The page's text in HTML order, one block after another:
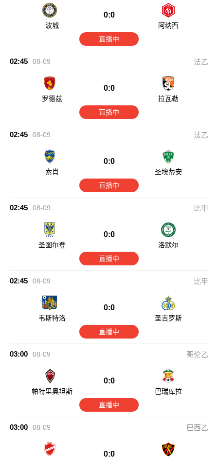
波城
0:0
阿纳西
直播中
02:45 08-09 法乙
罗德兹
0:0
拉瓦勒
直播中
02:45 08-09 法乙
索肖
0:0
圣埃蒂安
直播中
02:45 08-09 比甲
圣图尔登
0:0
洛默尔
直播中
02:45 08-09 比甲
韦斯特洛
0:0
圣吉罗斯
直播中
03:00 08-09 哥伦乙
帕特里奥坦斯
0:0
巴瑞库拉
直播中
03:00 08-09 巴西乙
0:0